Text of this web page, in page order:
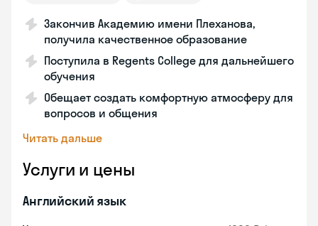
Закончив Академию имени Плеханова,
получила качественное образование
Поступила в Regents College для дальнейшего
обучения
Обещает создать комфортную атмосферу для
вопросов и общения
Читать дальше
Услуги и цены
Английский язык